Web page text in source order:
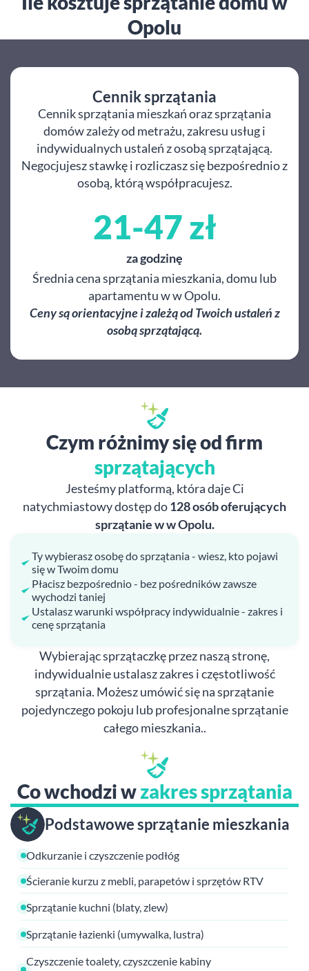
Opolu
Cennik sprzątania
Cennik sprzątania mieszkań oraz sprzątania
domów zależy od metrażu, zakresu usług i
indywidualnych ustaleń z osobą sprzątającą.
Negocjujesz stawkę i rozliczasz się bezpośrednio z
osobą, którą współpracujesz.
21-47 zł
za godzinę
Średnia cena sprzątania mieszkania, domu lub
apartamentu w w Opolu.
Ceny są orientacyjne i zależą od Twoich ustaleń z
osobą sprzątającą.
Czym różnimy się od firm
sprzątających
Jesteśmy platformą, która daje Ci
natychmiastowy dostęp do128 osób oferujących
sprzątanie w w Opolu.
Ty wybierasz osobę do sprzątania - wiesz, kto pojawi
się w Twoim domu
Płacisz bezpośrednio - bez pośredników zawsze
wychodzi taniej
Ustalasz warunki współpracy indywidualnie - zakres i
cenę sprzątania
Wybierając sprzątaczkę przez naszą stronę,
indywidualnie ustalasz zakres i częstotliwość
sprzątania. Możesz umówić się na sprzątanie
pojedynczego pokoju lub profesjonalne sprzątanie
całego mieszkania..
Co wchodzi wzakres sprzątania
Podstawowe sprzątanie mieszkania
Odkurzanie i czyszczenie podłóg
Ścieranie kurzu z mebli, parapetów i sprzętów RTV
Sprzątanie kuchni (blaty, zlew)
Sprzątanie łazienki (umywalka, lustra)
Czyszczenie toalety, czyszczenie kabiny